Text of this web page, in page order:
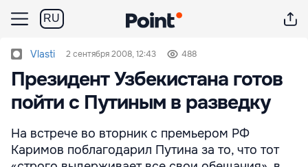
RU
Vlasti 2 сентября 2008, 12:43 488
Президент Узбекистана готов
пойти с Путиным в разведку
На встрече во вторник с премьером РФ
Каримов поблагодарил Путина за то, что тот